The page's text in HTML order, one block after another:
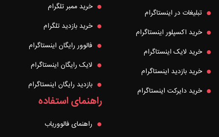
تبلیغات در اینستاگرام
خرید اکسپلور اینستاگرام
خرید لایک اینستاگرام
خرید بازدید اینستاگرام
خرید دایرکت اینستاگرام
خرید ممبر تلگرام
خرید بازدید تلگرام
فالوور رایگان اینستاگرام
لایک رایگان اینستاگرام
بازدید رایگان اینستاگرام
راهنمای استفاده
راهنمای فالووریاب